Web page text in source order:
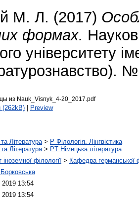
М. Л. (2017)
формах.
університету
из Nauk_Visnyk_4-20_2017.pdf
(262kB)| Preview
Література> P Філологія. Лінгвістика
Література> PT Німецька література
іноземної філології > Кафедра германської
2019 13:54
2019 13:54